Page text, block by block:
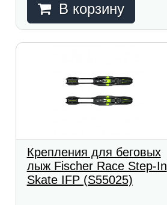
В корзину
Крепления для беговых
лыж Fischer Race Step-In
Skate IFP (S55025)